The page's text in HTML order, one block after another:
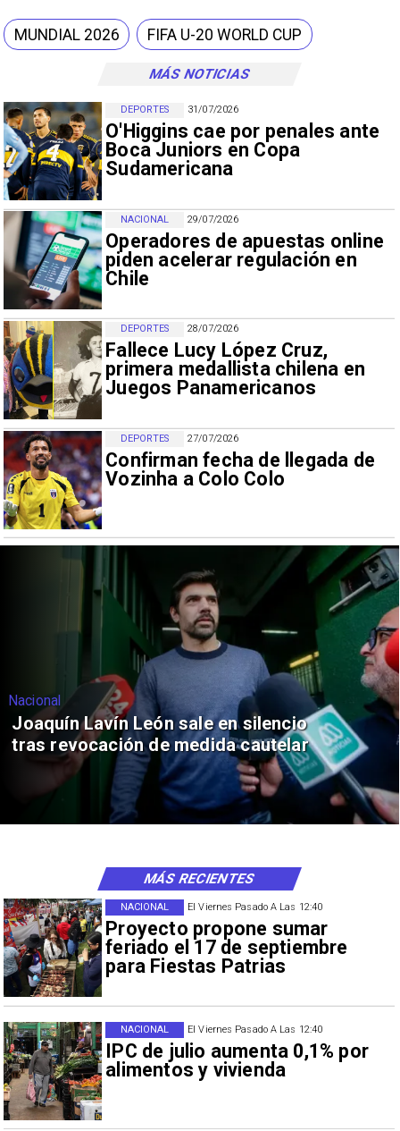
MÁS NOTICIAS
31/07/2026
O'Higgins cae por penales ante
Boca Juniors en Copa
Sudamericana
DEPORTES
29/07/2026
Operadores de apuestas online
piden acelerar regulación en
Chile
NACIONAL
28/07/2026
Fallece Lucy López Cruz,
primera medallista chilena en
Juegos Panamericanos
DEPORTES
27/07/2026
Confirman fecha de llegada de
Vozinha a Colo Colo
DEPORTES
MUNDIAL 2026 FIFA U-20 WORLD CUP
Nacional
Joaquín Lavín León sale en silencio
tras revocación de medida cautelar
El Viernes Pasado A Las 12:40
Proyecto propone sumar
feriado el 17 de septiembre
para Fiestas Patrias
NACIONAL
El Viernes Pasado A Las 12:40
IPC de julio aumenta 0,1% por
alimentos y vivienda
NACIONAL
MÁS RECIENTES